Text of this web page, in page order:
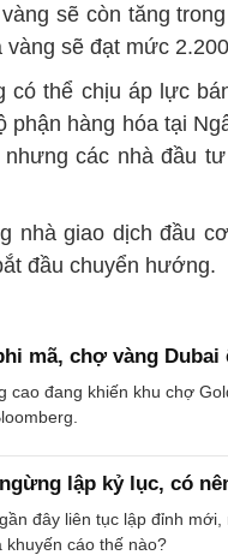
sẽ còn tăng
sẽ đạt mức
có thể chịu áp lực
hàng hóa tại
các nhà đầu
nhà giao dịch đầu
đầu chuyển hướng.
mã, chợ vàng Dubai
cao đang khiến khu chợ
lập kỷ lục, có
đây liên tục lập đỉnh
khuyến cáo thế nào?